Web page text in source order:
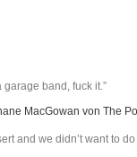
garage band, fuck it.”
MacGowan von The
and we didn’t want to do